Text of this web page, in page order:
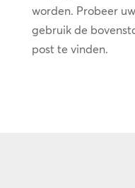
worden. Probeer
gebruik de
post te vinden.